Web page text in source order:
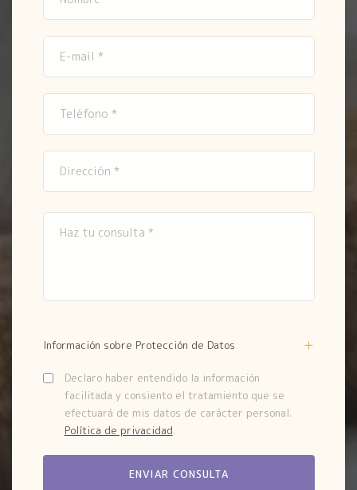
Información sobre Protección de Datos
Declaro haber entendido la información
facilitada y consiento el tratamiento que se
efectuará de mis datos de carácter personal.
Política de privacidad.